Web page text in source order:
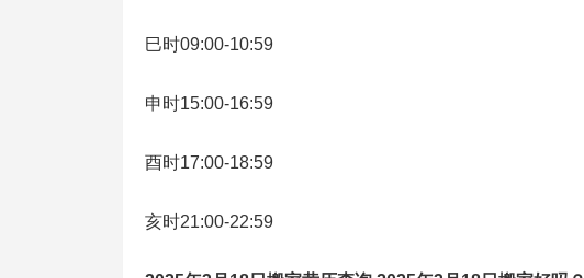
巳时09:00-10:59
申时15:00-16:59
酉时17:00-18:59
亥时21:00-22:59